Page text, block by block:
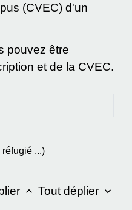
(CVEC) d'un
pouvez être
et de la CVEC.
...)
keyboard_arrow_up Tout déplier keyboard_arrow_down